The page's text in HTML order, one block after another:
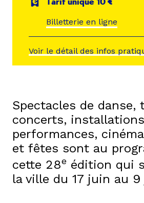
Billetterie en ligne
Voir le détail des infos
Spectacles de danse,
concerts,
performances,
et fêtes sont au
cette 28e édition qui
la ville du 17 juin au